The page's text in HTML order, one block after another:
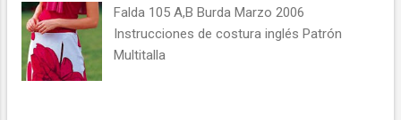
Falda 105 A,B Burda Marzo 2006
Instrucciones de costura inglés Patrón
Multitalla